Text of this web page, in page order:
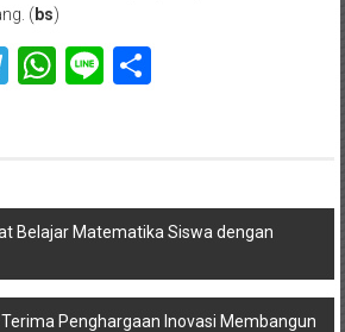
( bs)
Telegram
WhatsApp
LineShare
Belajar Matematika Siswa dengan
Penghargaan Inovasi Membangun